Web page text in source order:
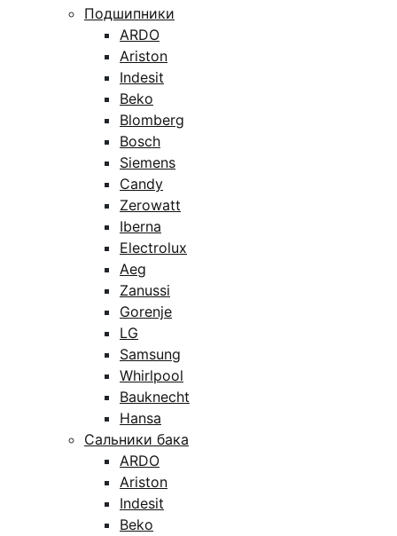
Подшипники
ARDO
Ariston
Indesit
Beko
Blomberg
Bosch
Siemens
Candy
Zerowatt
Iberna
Electrolux
Aeg
Zanussi
Gorenje
LG
Samsung
Whirlpool
Bauknecht
Hansa
Сальники бака
ARDO
Ariston
Indesit
Beko